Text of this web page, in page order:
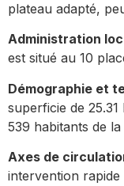
plateau adapté,
Administration
est situé au 10
Démographie et
superficie de 25.31
539 habitants de la
Axes de
intervention rapide